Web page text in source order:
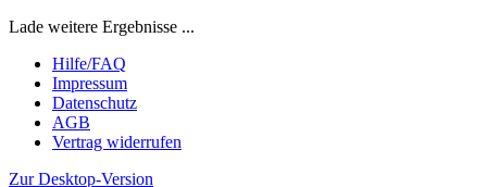
Lade weitere Ergebnisse ...
Hilfe/FAQ
Impressum
Datenschutz
AGB
Vertrag widerrufen
Zur Desktop-Version